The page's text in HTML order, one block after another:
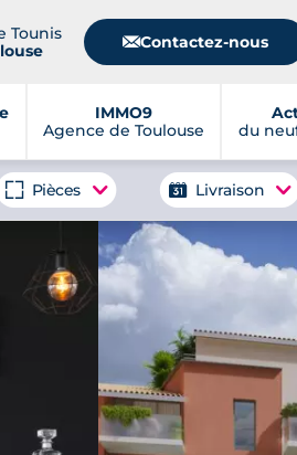
Tounis
📧Contactez-nous
IMMO9
Agence de Toulouse
du
Pièces Livraison